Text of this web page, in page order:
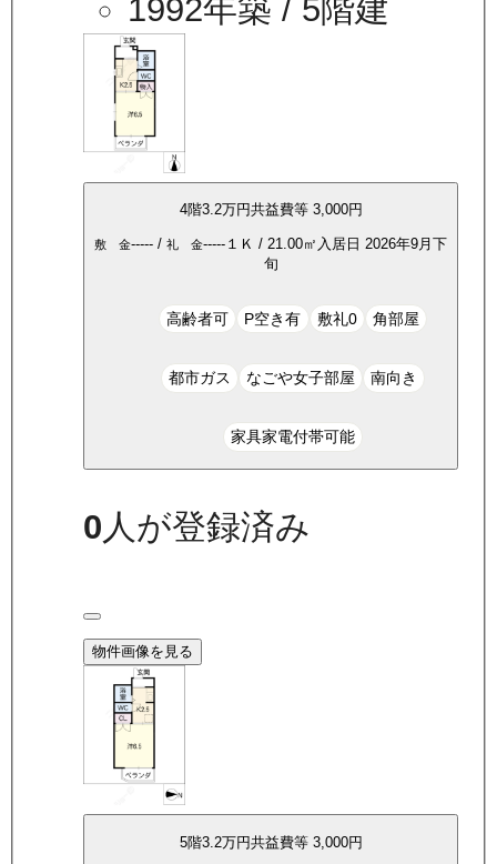
1992年築 / 5階建
4階3.2万円共益費等 3,000円
敷 金----- / 礼 金----- １Ｋ / 21.00㎡ 入居日 2026年9月下
旬
高齢者可 P空き有 敷礼0 角部屋
都市ガス なごや女子部屋 南向き
家具家電付帯可能
0人が登録済み
物件画像を見る
5階3.2万円共益費等 3,000円